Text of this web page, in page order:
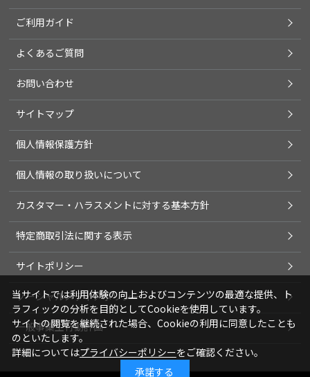
ご利用ガイド
よくあるご質問
お問い合わせ
サイトマップ
個人情報保護方針
個人情報の取り扱いについて
カスタマー・ハラスメントに対する基本方針
特定商取引法に関する表示
サイトポリシー
ソーシャルメディアポリシー
一般事業主行動計画
当サイトでは利用体験の向上およびコンテンツの最適な提供、ト
ラフィックの分析を目的としてCookieを使用しています。
サイトの閲覧を継続された場合、Cookieの利用に同意したことも
のといたします。
詳細についてはプライバシーポリシーをご確認ください。
承諾する